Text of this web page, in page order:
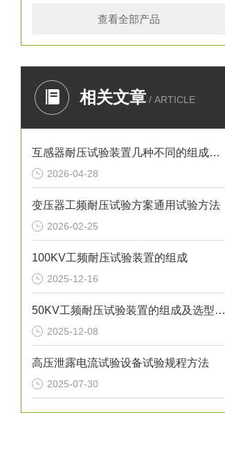
查看全部产品
相关文章 / ARTICLE
互感器耐压试验装置几种不同的组成结构
2026-04-28
变压器工频耐压试验方案通用试验方法
2026-02-25
100KV工频耐压试验装置的组成
2025-12-16
50KV工频耐压试验装置的组成及选型方法
2025-12-08
高压泄露电流试验设备试验规程方法
2025-07-30